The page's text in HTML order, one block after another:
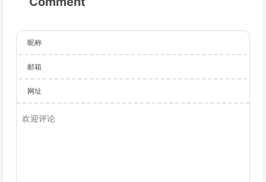
昵称
邮箱
网址